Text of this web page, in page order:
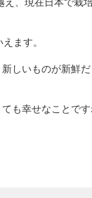
、現在日本で栽
ます。
しいものが新鮮だ
も幸せなことで